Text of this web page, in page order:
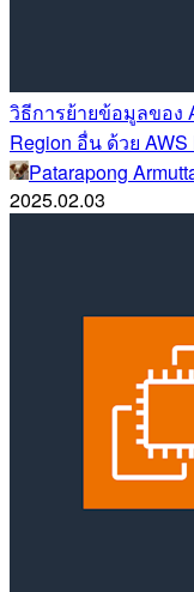
วิธีการย้ายข้อมูลของ
Region อื่น ด้วย AWS
Patarapong
2025.02.03